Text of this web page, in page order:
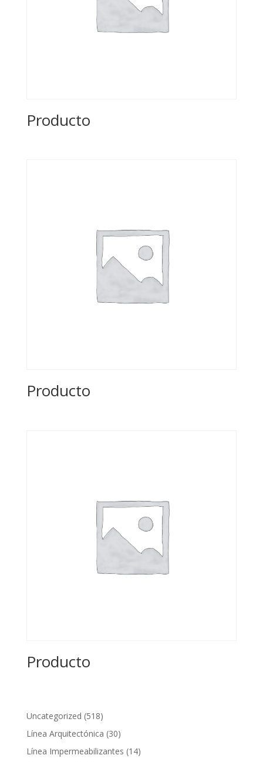
Producto
Producto
Producto
Uncategorized 518518
productos
Línea Arquitectónica 3030
productos
Línea Impermeabilizantes 1414